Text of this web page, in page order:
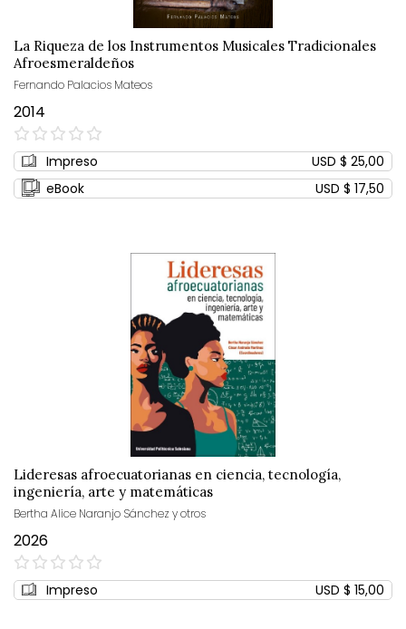
La Riqueza de los Instrumentos Musicales Tradicionales
Afroesmeraldeños
Fernando Palacios Mateos
2014
0%
Impreso
USD $ 25,00
eBook
USD $ 17,50
Lideresas afroecuatorianas en ciencia, tecnología,
ingeniería, arte y matemáticas
Bertha Alice Naranjo Sánchez y otros
2026
0%
Impreso USD $ 15,00